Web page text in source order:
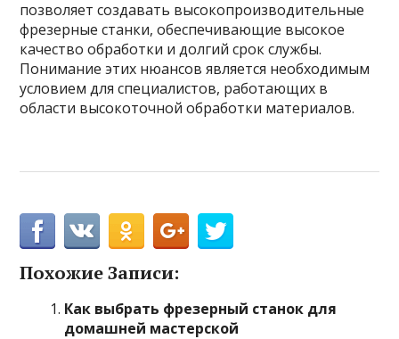
позволяет создавать высокопроизводительные
фрезерные станки, обеспечивающие высокое
качество обработки и долгий срок службы.
Понимание этих нюансов является необходимым
условием для специалистов, работающих в
области высокоточной обработки материалов.
Похожие Записи:
Как выбрать фрезерный станок для
домашней мастерской